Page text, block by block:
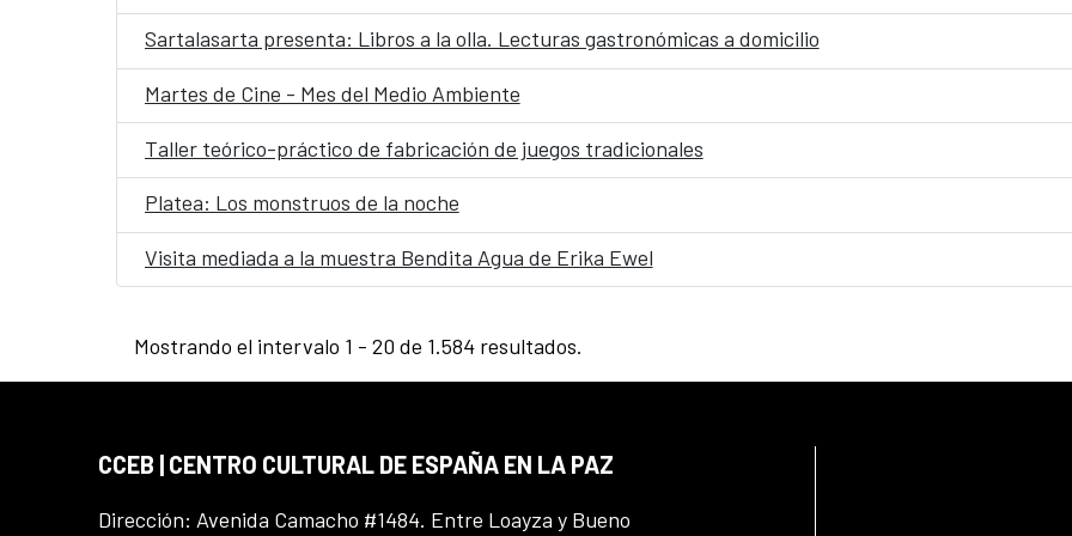
Sartalasarta presenta: Libros a la olla. Lecturas gastronómicas a domicilio
Martes de Cine - Mes del Medio Ambiente
Taller teórico-práctico de fabricación de juegos tradicionales
Platea: Los monstruos de la noche
Visita mediada a la muestra Bendita Agua de Erika Ewel
Mostrando el intervalo 1 - 20 de 1.584 resultados.
CCEB | CENTRO CULTURAL DE ESPAÑA EN LA PAZ
Dirección: Avenida Camacho #1484. Entre Loayza y Bueno